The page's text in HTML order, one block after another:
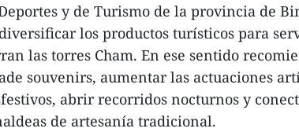
y de Turismo de la provincia de
los productos turísticos para
las torres Cham. En ese sentido
souvenirs, aumentar las actuaciones
abrir recorridos nocturnos y
de artesanía tradicional.